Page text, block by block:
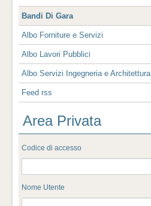
Bandi Di Gara
Albo Forniture e Servizi
Albo Lavori Pubblici
Albo Servizi Ingegneria e Architettura
Feed rss
Area Privata
Codice di accesso
Nome Utente